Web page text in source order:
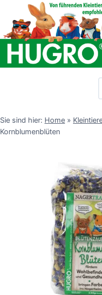
Inhalt
springen
Sie sind hier: Home »
Kornblumenblüten